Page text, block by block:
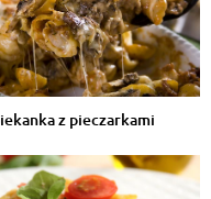
z pieczarkami